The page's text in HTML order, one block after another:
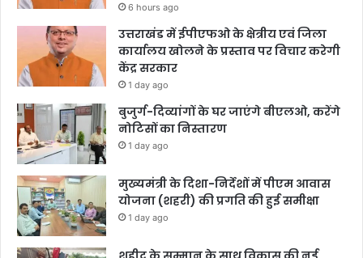
6 hours ago
उत्तराखंड में ईपीएफओ के क्षेत्रीय एवं जिला
कार्यालय खोलने के प्रस्ताव पर विचार करेगी
केंद्र सरकार
1 day ago
बुजुर्ग-दिव्यांगों के घर जाएंगे बीएलओ, करेंगे
नोटिसों का निस्तारण
1 day ago
मुख्यमंत्री के दिशा-निर्देशों में पीएम आवास
योजना (शहरी) की प्रगति की हुई समीक्षा
1 day ago